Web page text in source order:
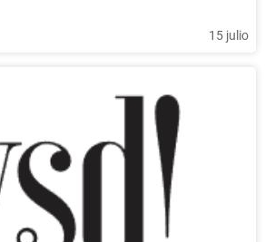
15 julio